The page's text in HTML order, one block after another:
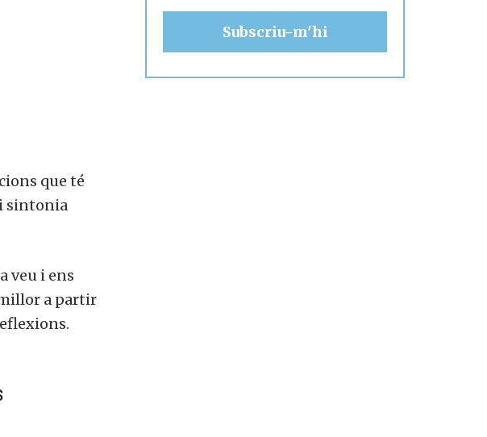
que té
sintonia
veu i ens
a partir